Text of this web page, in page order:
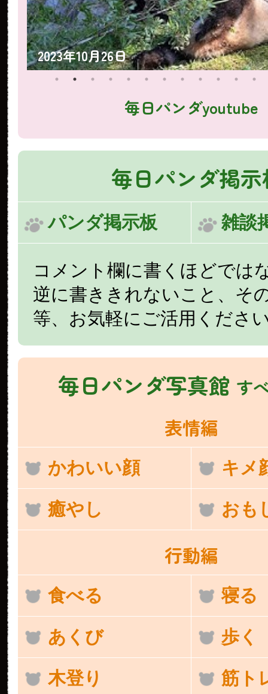
2023年10月25日
毎日パンダyoutube
毎日パンダ掲
パンダ掲示板 雑談
コメント欄に書くほどでは
逆に書ききれないこと、そ
等、お気軽にご活用くださ
毎日パンダ写真館 す
表情編
かわいい顔 キメ
癒やし おも
行動編
食べる 寝る
あくび 歩く
木登り 筋ト